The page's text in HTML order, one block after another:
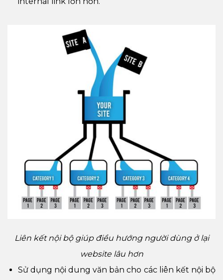
Liên kết nội bộ giúp điều hướng người dùng ở lại
website lâu hơn
Sử dụng nội dung văn bản cho các liên kết nội bộ